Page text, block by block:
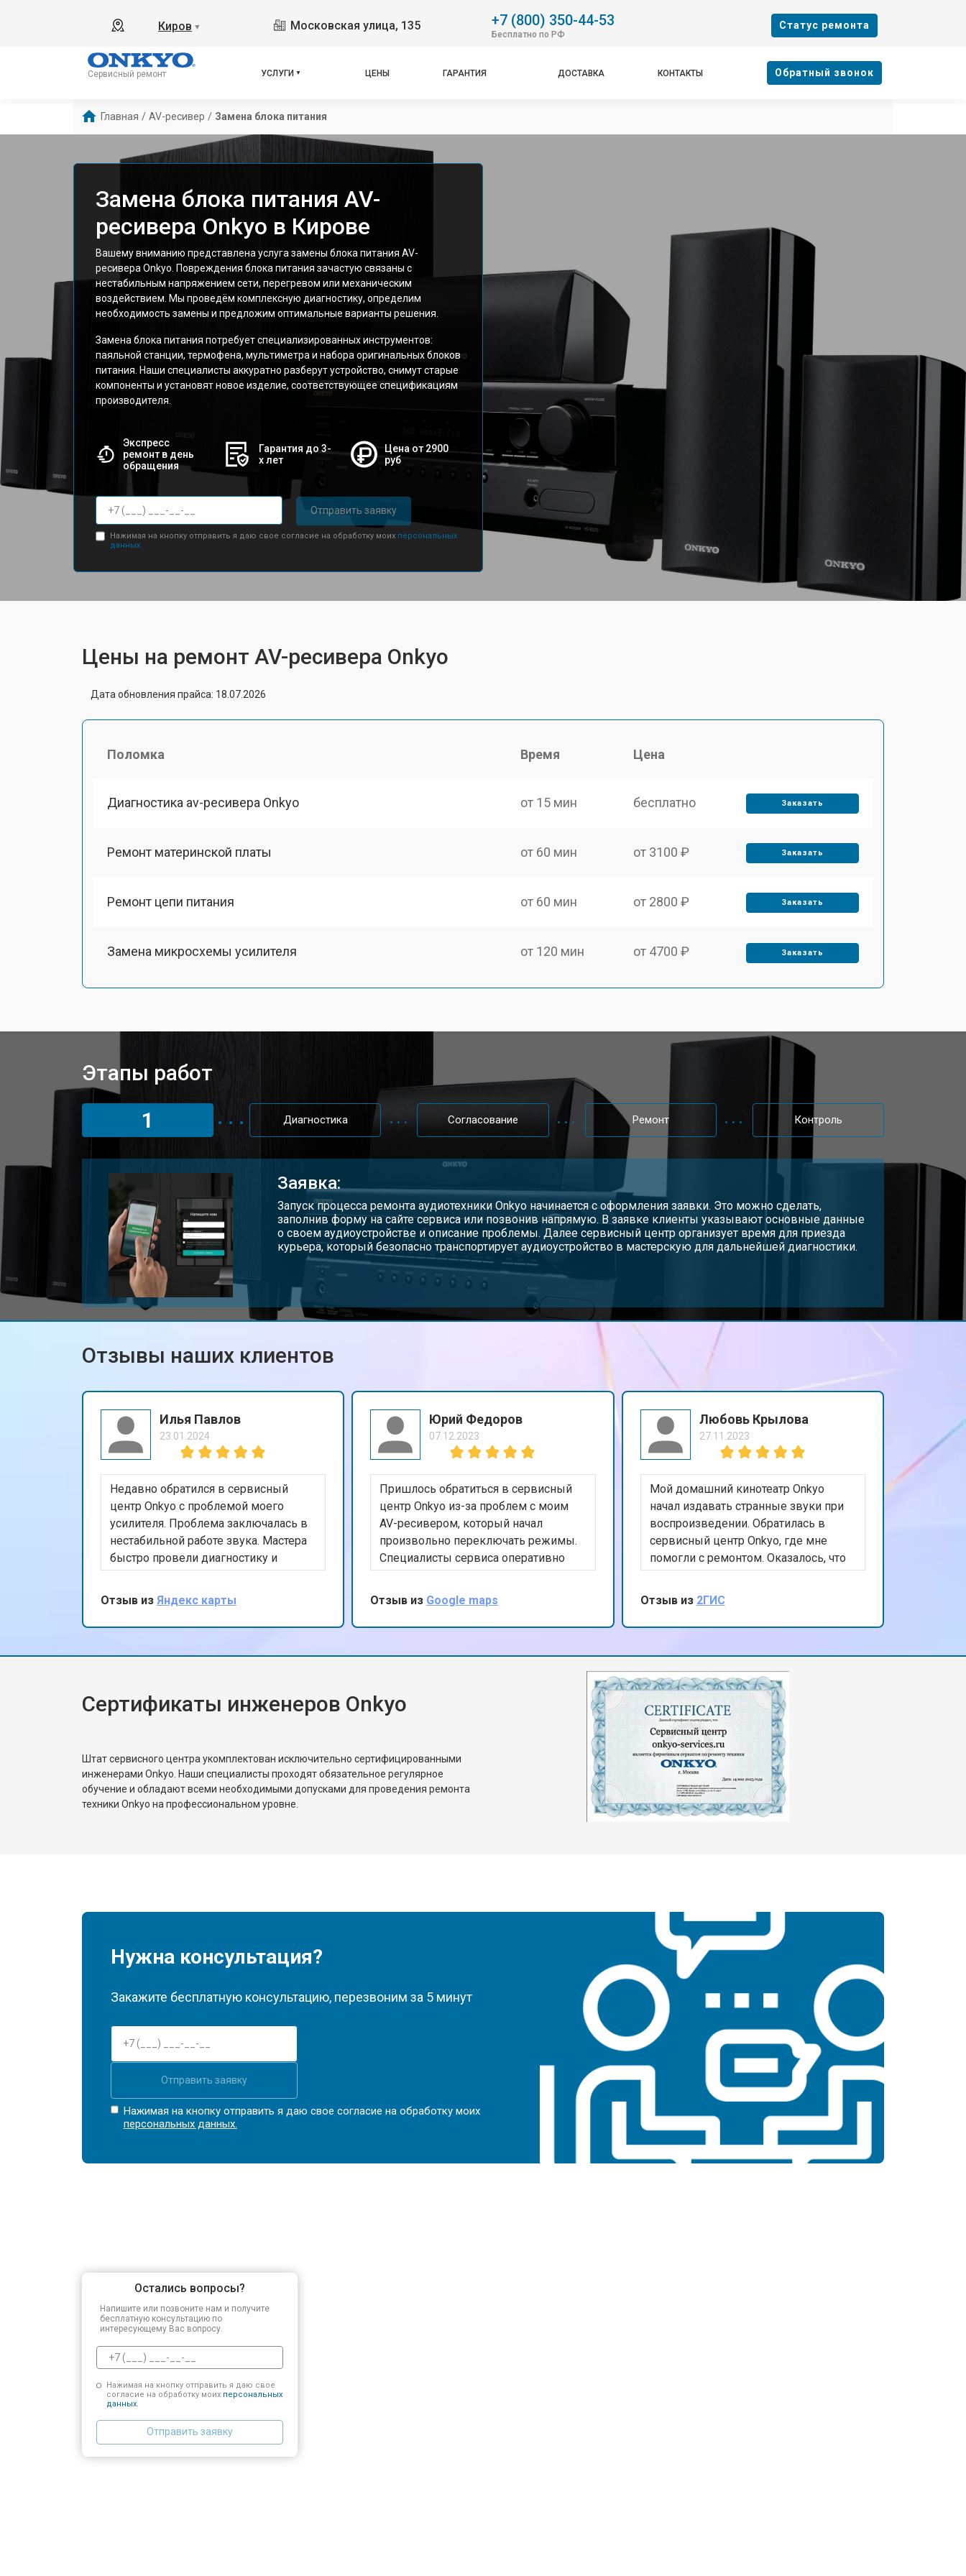
Киров ▼ Московская улица, 135 +7 (800) 350-44-53
Бесплатно по РФ
Cтатус ремонта
Сервисный ремонт УСЛУГИ ЦЕНЫ ГАРАНТИЯ ДОСТАВКА КОНТАКТЫ Oбратный звонок
Главная / AV-ресивер / Замена блока питания
Замена блока питания AV-
ресивера Onkyo в Кирове
Вашему вниманию представлена услуга замены блока питания AV-
ресивера Onkyo. Повреждения блока питания зачастую связаны с
нестабильным напряжением сети, перегревом или механическим
воздействием. Мы проведём комплексную диагностику, определим
необходимость замены и предложим оптимальные варианты решения.
Замена блока питания потребует специализированных инструментов:
паяльной станции, термофена, мультиметра и набора оригинальных блоков
питания. Наши специалисты аккуратно разберут устройство, снимут старые
компоненты и установят новое изделие, соответствующее спецификациям
производителя.
Экспресс
ремонт в день
обращения
Гарантия до 3-
х лет
Цена от 2900
руб
Отправить заявку
Нажимая на кнопку отправить я даю свое согласие на обработку моих персональных
данных.
Цены на ремонт AV-ресивера Onkyo
Дата обновления прайса: 18.07.2026
Поломка Время Цена
Диагностика av-ресивера Onkyo от 15 мин бесплатно Заказать
Ремонт материнской платы от 60 мин от 3100 ₽ Заказать
Ремонт цепи питания от 60 мин от 2800 ₽ Заказать
Замена микросхемы усилителя от 120 мин от 4700 ₽ Заказать
Этапы работ
1
Диагностика Согласование Ремонт Контроль
Заявка:
Запуск процесса ремонта аудиотехники Onkyo начинается с оформления заявки. Это можно сделать,
заполнив форму на сайте сервиса или позвонив напрямую. В заявке клиенты указывают основные данные
о своем аудиоустройстве и описание проблемы. Далее сервисный центр организует время для приезда
курьера, который безопасно транспортирует аудиоустройство в мастерскую для дальнейшей диагностики.
Отзывы наших клиентов
Илья Павлов
23.01.2024
Недавно обратился в сервисный
центр Onkyo с проблемой моего
усилителя. Проблема заключалась в
нестабильной работе звука. Мастера
быстро провели диагностику и
заменили несколько изношенных
компонентов. Очень доволен
результатом - усилитель работает как
новый. Спасибо за профессионализм
Отзыв из Яндекс карты
Юрий Федоров
07.12.2023
Пришлось обратиться в сервисный
центр Onkyo из-за проблем с моим
AV-ресивером, который начал
произвольно переключать режимы.
Специалисты сервиса оперативно
устранили неисправность, и теперь
все функционирует идеально.
Отличная работа, рекомендую!
Отзыв из Google maps
Любовь Крылова
27.11.2023
Мой домашний кинотеатр Onkyo
начал издавать странные звуки при
воспроизведении. Обратилась в
сервисный центр Onkyo, где мне
помогли с ремонтом. Оказалось, что
нужна была калибровка и замена
некоторых деталей. Теперь система
работает безупречно. Благодарю за
внимательное и качественное
Отзыв из 2ГИС
Сертификаты инженеров Onkyo
Штат сервисного центра укомплектован исключительно сертифицированными
инженерами Onkyo. Наши специалисты проходят обязательное регулярное
обучение и обладают всеми необходимыми допусками для проведения ремонта
техники Onkyo на профессиональном уровне.
Нужна консультация?
Закажите бесплатную консультацию, перезвоним за 5 минут
Отправить заявку
Нажимая на кнопку отправить я даю свое согласие на обработку моих
персональных данных.
Остались вопросы?
Напишите или позвоните нам и получите
бесплатную консультацию по
интересующему Вас вопросу.
Нажимая на кнопку отправить я даю свое
согласие на обработку моих персональных
данных.
Отправить заявку